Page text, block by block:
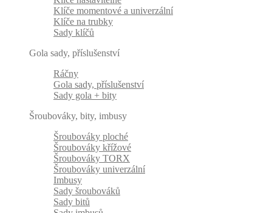
Klíče momentové a univerzální
Klíče na trubky
Sady klíčů
Gola sady, příslušenství
Ráčny
Gola sady, příslušenství
Sady gola + bity
Šroubováky, bity, imbusy
Šroubováky ploché
Šroubováky křížové
Šroubováky TORX
Šroubováky univerzální
Imbusy
Sady šroubováků
Sady bitů